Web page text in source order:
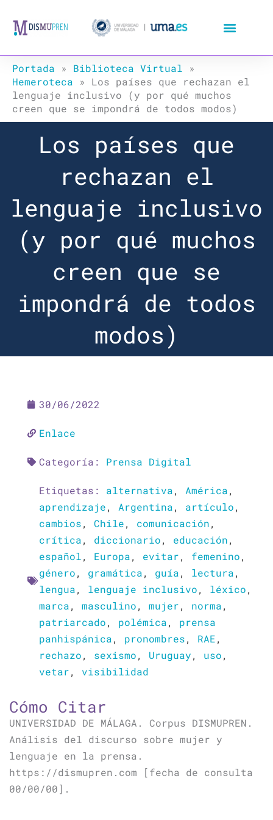
Portada » Biblioteca Virtual »
Hemeroteca » Los países que rechazan el
lenguaje inclusivo (y por qué muchos
creen que se impondrá de todos modos)
Los países que
rechazan el
lenguaje inclusivo
(y por qué muchos
creen que se
impondrá de todos
modos)
30/06/2022
Enlace
Categoría: Prensa Digital
Etiquetas: alternativa, América,
aprendizaje, Argentina, artículo,
cambios, Chile, comunicación,
crítica, diccionario, educación,
español, Europa, evitar, femenino,
género, gramática, guía, lectura,
lengua, lenguaje inclusivo, léxico,
marca, masculino, mujer, norma,
patriarcado, polémica, prensa
panhispánica, pronombres, RAE,
rechazo, sexismo, Uruguay, uso,
vetar, visibilidad
Cómo Citar
UNIVERSIDAD DE MÁLAGA. Corpus DISMUPREN.
Análisis del discurso sobre mujer y
lenguaje en la prensa.
https://dismupren.com [fecha de consulta
00/00/00].